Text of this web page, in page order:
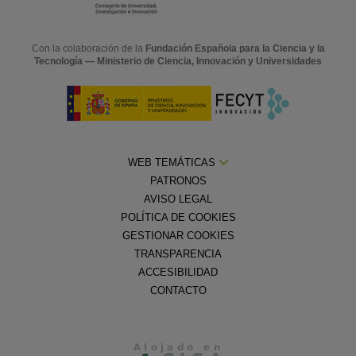
Con la colaboración de la Fundación Española para la Ciencia y la
Tecnología — Ministerio de Ciencia, Innovación y Universidades
WEB TEMÁTICAS
PATRONOS
AVISO LEGAL
POLÍTICA DE COOKIES
GESTIONAR COOKIES
TRANSPARENCIA
ACCESIBILIDAD
CONTACTO